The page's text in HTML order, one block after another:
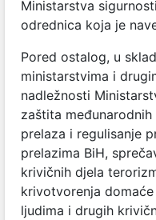
Ministarstva
odrednica koja je
Pored ostalog, u
ministarstvima i
nadležnosti
zaštita
prelaza i regulisanje
prelazima BiH,
krivičnih djela
krivotvorenja
ljudima i drugih